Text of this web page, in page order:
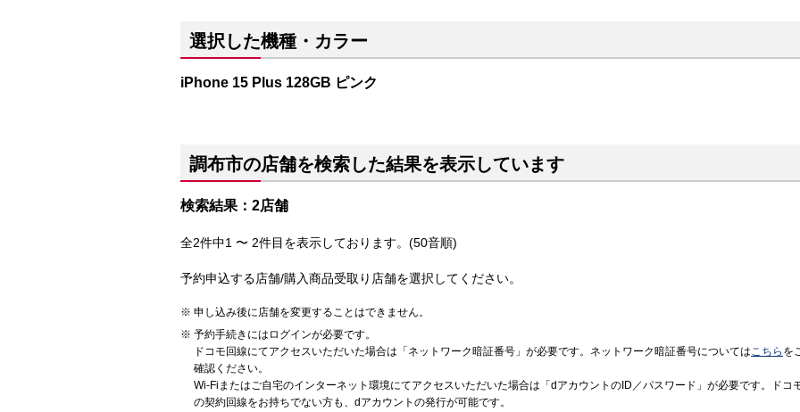
選択した機種・カラー
iPhone 15 Plus 128GB ピンク
調布市の店舗を検索した結果を表示しています
検索結果：2店舗
全2件中1 〜 2件目を表示しております。(50音順)
予約申込する店舗/購入商品受取り店舗を選択してください。
申し込み後に店舗を変更することはできません。
予約手続きにはログインが必要です。
ドコモ回線にてアクセスいただいた場合は「ネットワーク暗証番号」が必要です。ネットワーク暗証番号についてはこちら を
確認ください。
Wi-Fiまたはご自宅のインターネット環境にてアクセスいただいた場合は「dアカウントのID／パスワード」が必要です。ドコ
の契約回線をお持ちでない方も、dアカウントの発行が可能です。